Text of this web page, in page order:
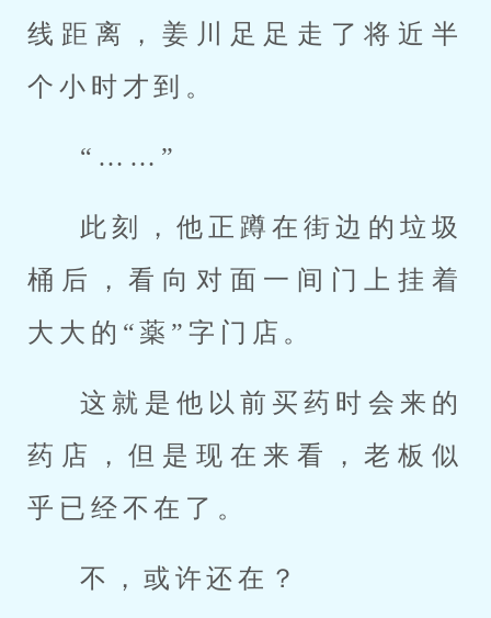
线距离，姜川足足走了将近半
个小时才到。
“……”
此刻，他正蹲在街边的垃圾
桶后，看向对面一间门上挂着
大大的“薬”字门店。
这就是他以前买药时会来的
药店，但是现在来看，老板似
乎已经不在了。
不，或许还在？